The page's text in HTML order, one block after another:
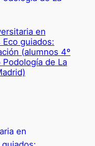
en
guiados:
(alumnos 4º
de La